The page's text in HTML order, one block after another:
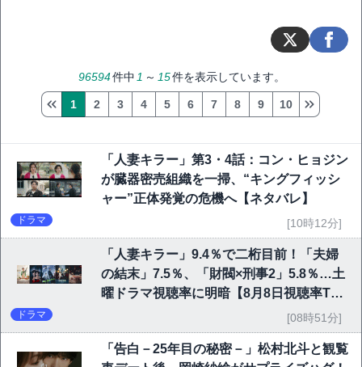
96594件中 1 ～ 15件を表示しています。
1 2 3 4 5 6 7 8 9 10
「人妻キラー」第3・4話：コン・ヒョジン
が臓器密売組織を一掃、“キングフィッシ
ャー”正体発覚の危機へ【ネタバレ】
ドラマ [10時12分]
「人妻キラー」9.4％で二桁目前！「夫婦
の結末」7.5％、「財閥×刑事2」5.8％…土
曜ドラマ視聴率に明暗【8月8日視聴率TO
ドラマ [08時51分]
「告白－25年目の秘密－」松村北斗と観覧